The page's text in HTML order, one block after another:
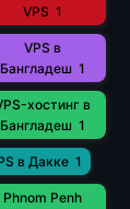
VPS 1
VPS в
Бангладеш 1
хостинг в
Бангладеш 1
в Дакке 1
Phnom Penh